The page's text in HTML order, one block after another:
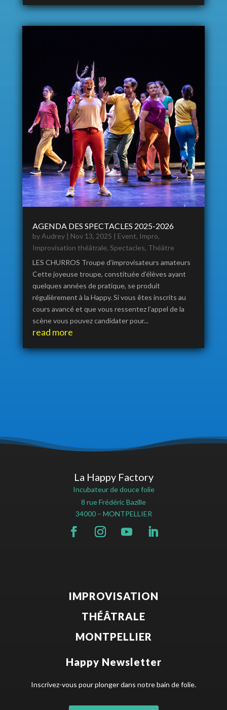
AGENDA DES SPECTACLES 2025-2026
byAudrey| Nov 13, 2025 | Event, Impro,
Improvisation théâtrale, Spectacles, Théâtre
LES CHURROS Troupe d’improvisateurs amateurs
Cette joyeuse troupe, constituée d’élèves ayant
quelques années de pratique, se produit
régulièrement à la Happy. Si vous êtes inscrits au
cours avancé et que vous ressentez l’appel de la
scène vous pouvez candidater pour...
read more
La Happy Factory
Incubateur de douce folie
8 rue Frédéric Bazille
34000 – MONTPELLIER
IMPROVISATION
THÉÂTRALE
MONTPELLIER
Happy Newsletter
Inscrivez-vous pour plonger dans notre bain de folie.